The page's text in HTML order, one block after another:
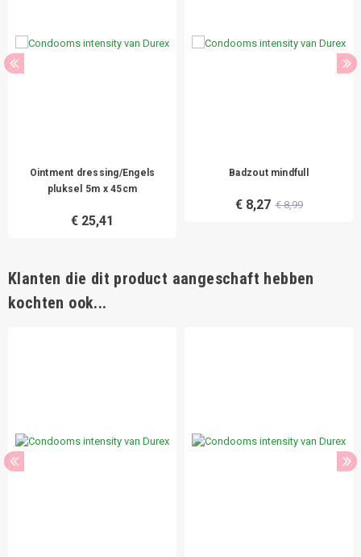
Ointment dressing/Engels
pluksel 5m x 45cm
€ 25,41
Badzout mindfull
€ 8,27 € 8,99
Klanten die dit product aangeschaft hebben
kochten ook...